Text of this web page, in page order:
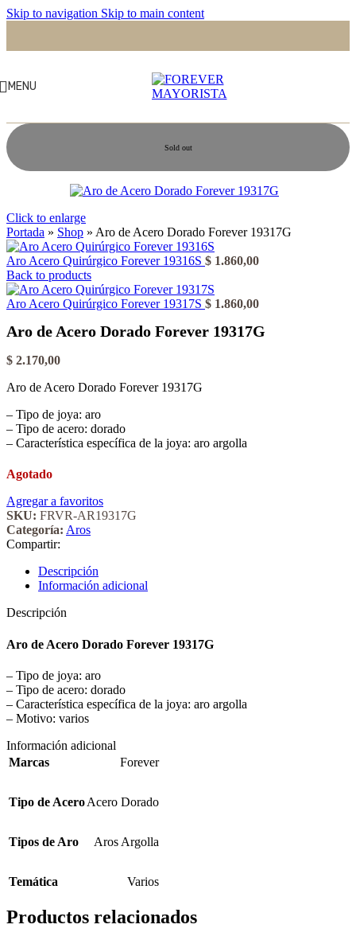
Skip to navigation Skip to main content
MENU
Sold out
Click to enlarge
Portada » Shop » Aro de Acero Dorado Forever 19317G
Aro Acero Quirúrgico Forever 19316S $ 1.860,00
Back to products
Aro Acero Quirúrgico Forever 19317S $ 1.860,00
Aro de Acero Dorado Forever 19317G
$ 2.170,00
Aro de Acero Dorado Forever 19317G
– Tipo de joya: aro
– Tipo de acero: dorado
– Característica específica de la joya: aro argolla
Agotado
Agregar a favoritos
SKU: FRVR-AR19317G
Categoría: Aros
Compartir:
Descripción
Información adicional
Descripción
Aro de Acero Dorado Forever 19317G
– Tipo de joya: aro
– Tipo de acero: dorado
– Característica específica de la joya: aro argolla
– Motivo: varios
Información adicional
Marcas
Forever
Tipo de AceroAcero Dorado
Tipos de Aro Aros Argolla
Temática Varios
Productos relacionados